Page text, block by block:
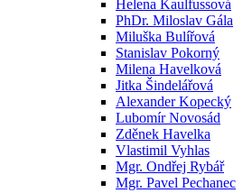
Helena Kaulfussová
PhDr. Miloslav Gála
Miluška Bulířová
Stanislav Pokorný
Milena Havelková
Jitka Šindelářová
Alexander Kopecký
Lubomír Novosád
Zděnek Havelka
Vlastimil Vyhlas
Mgr. Ondřej Rybář
Mgr. Pavel Pechanec